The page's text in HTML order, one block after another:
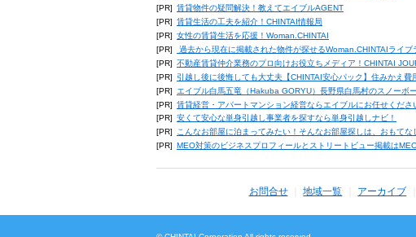
[PR] 賃貸物件の疑問解決！教えてエイブルAGENT
[PR] 賃貸生活の工夫を紹介！CHINTAI情報局
[PR] 女性の賃貸生活を応援！Woman.CHINTAI
[PR]
過去から現在に掲載された物件が探せるWoman.CHINTAIライブ
[PR] 不動産賃貸仲介業務のプロ向けお役立ちメディア！CHINTAI
[PR]
引越し後に後悔しても大丈夫【CHINTAI安心パック】住みかえ費
[PR]
エイブル白馬五竜（Hakuba GORYU）長野県白馬村のスノーボ
[PR] 賃貸経営・アパートマンション経営ならエイブルにお任せくださ
[PR] 安くて安心な単身引越し事業者を探すなら単身引越しナビ！
[PR]
こんなお部屋に泊まってみたい！そんなお部屋探しは、おもてな
[PR]
MEO対策のビジネスプロフィールとストリートビュー掲載は
お問合せ 地域一覧 アーカイブ